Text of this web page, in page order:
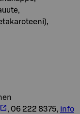
, 06 222 8375, info